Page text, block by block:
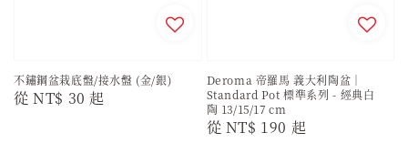
不鏽鋼盆栽底盤/接水盤 (金/銀)
Regular
從NT$ 30 起
Deroma 帝羅馬 義大利陶盆｜
Standard Pot 標準系列 - 經典白
陶 13/15/17 cm
Regular
從 NT$ 190 起